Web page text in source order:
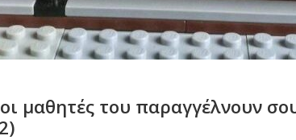
μαθητές του παραγγέλνουν